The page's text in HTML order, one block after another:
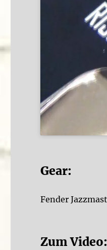
Gear:
Fender
Zum Video: